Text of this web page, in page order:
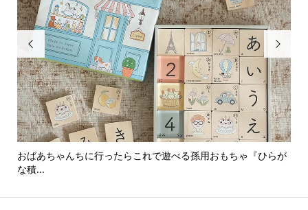

おばあちゃんちに行ったらこれで遊べる孫用おもちゃ『ひらが
な積...
